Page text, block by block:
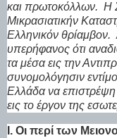
και πρωτοκόλλων. Η
Μικρασιατικήν
Ελληνικόν θρίαμβον.
υπερήφανος ότι
τα μέσα εις την
συνομολόγησιν
Ελλάδα να επιστρέψη
εις το έργον της
Ι. Οι περί των